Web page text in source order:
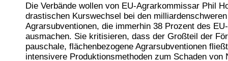
Die Verbände wollen von EU-Agrarkommissar Phil
drastischen Kurswechsel bei den milliardenschweren
Agrarsubventionen, die immerhin 38 Prozent des
ausmachen. Sie kritisieren, dass der Großteil der
pauschale, flächenbezogene Agrarsubventionen
intensivere Produktionsmethoden zum Schaden von